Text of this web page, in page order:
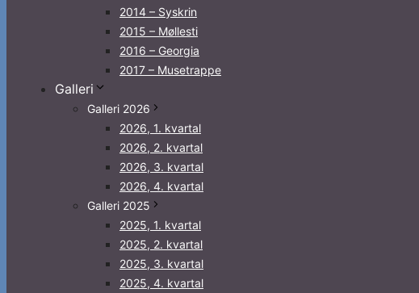
2014 – Syskrin
2015 – Møllesti
2016 – Georgia
2017 – Musetrappe
Galleri
Galleri 2026
2026, 1. kvartal
2026, 2. kvartal
2026, 3. kvartal
2026, 4. kvartal
Galleri 2025
2025, 1. kvartal
2025, 2. kvartal
2025, 3. kvartal
2025, 4. kvartal